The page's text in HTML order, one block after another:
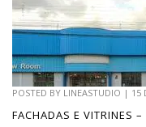
POSTED BY LINEASTUDIO | 15
FACHADAS E VITRINES